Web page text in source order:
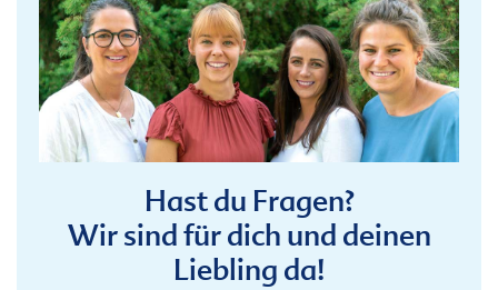
Hast du Fragen?
Wir sind für dich und deinen
Liebling da!